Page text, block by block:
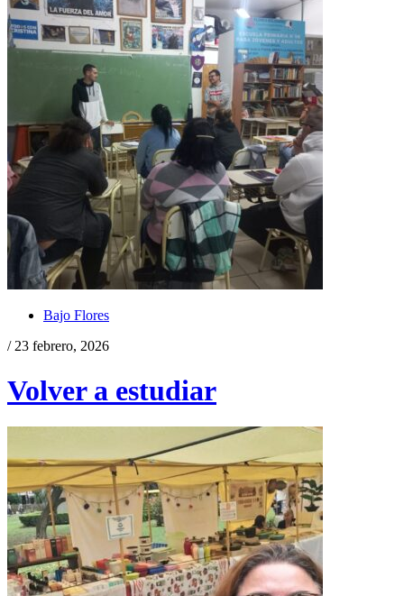
Bajo Flores
/ 23 febrero, 2026
Volver a estudiar